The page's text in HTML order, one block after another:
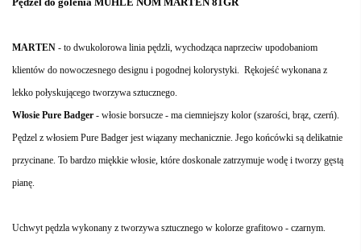
Pędzel do golenia MÜHLE NOM MARTEN 81GR
MARTEN - to dwukolorowa linia pędzli, wychodząca naprzeciw upodobaniom
klientów do nowoczesnego designu i pogodnej kolorystyki. Rękojeść wykonana z
lekko połyskującego tworzywa sztucznego.
Włosie Pure Badger - włosie borsucze - ma ciemniejszy kolor (szarości, brąz, czerń).
Pędzel z włosiem Pure Badger jest wiązany mechanicznie. Jego końcówki są delikatnie
przycinane. To bardzo miękkie włosie, które doskonale zatrzymuje wodę i tworzy gęstą
pianę.
Uchwyt pędzla wykonany z tworzywa sztucznego w kolorze grafitowo - czarnym.